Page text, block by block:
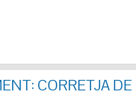
CORRETJA